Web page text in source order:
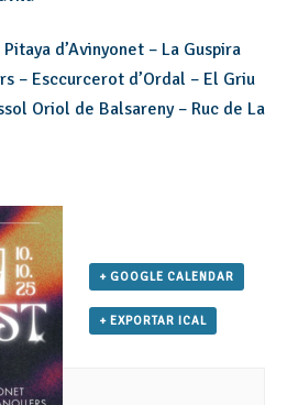
d’Avinyonet – La Guspira
– Esccurcerot d’Ordal – El Griu
Oriol de Balsareny – Ruc de La
+ GOOGLE CALENDAR
+ EXPORTAR ICAL